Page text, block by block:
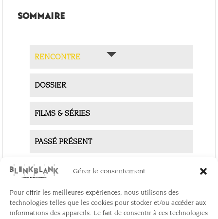
Gérer le consentement
Pour offrir les meilleures expériences, nous utilisons des
technologies telles que les cookies pour stocker et/ou accéder aux
informations des appareils. Le fait de consentir à ces technologies
SOMMAIRE
RENCONTRE
DOSSIER
FILMS & SÉRIES
PASSÉ PRÉSENT
WORK IN PROGRESS
LA FABRIQUE DE L'ANIMATION